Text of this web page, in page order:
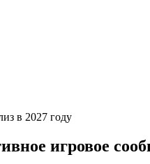
в 2027 году
игровое